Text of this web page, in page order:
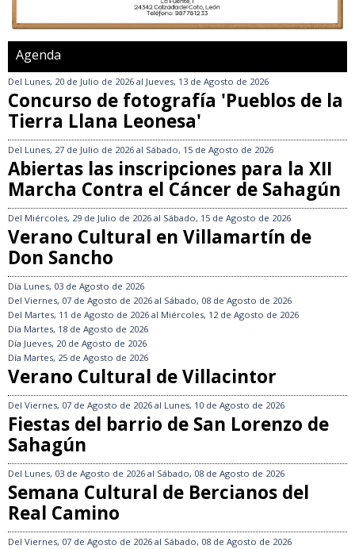
Agenda
Del Lunes, 20 de Julio de 2026 al Jueves, 13 de Agosto de 2026
Concurso de fotografía 'Pueblos de la
Tierra Llana Leonesa'
Del Lunes, 27 de Julio de 2026 al Sábado, 15 de Agosto de 2026
Abiertas las inscripciones para la XII
Marcha Contra el Cáncer de Sahagún
Del Miércoles, 29 de Julio de 2026 al Sábado, 15 de Agosto de 2026
Verano Cultural en Villamartín de
Don Sancho
Día Lunes, 03 de Agosto de 2026
Del Viernes, 07 de Agosto de 2026 al Sábado, 08 de Agosto de 2026
Del Martes, 11 de Agosto de 2026 al Miércoles, 12 de Agosto de 2026
Día Martes, 18 de Agosto de 2026
Día Jueves, 20 de Agosto de 2026
Día Martes, 25 de Agosto de 2026
Verano Cultural de Villacintor
Del Viernes, 07 de Agosto de 2026 al Lunes, 10 de Agosto de 2026
Fiestas del barrio de San Lorenzo de
Sahagún
Del Lunes, 03 de Agosto de 2026 al Sábado, 08 de Agosto de 2026
Semana Cultural de Bercianos del
Real Camino
Del Viernes, 07 de Agosto de 2026 al Sábado, 08 de Agosto de 2026